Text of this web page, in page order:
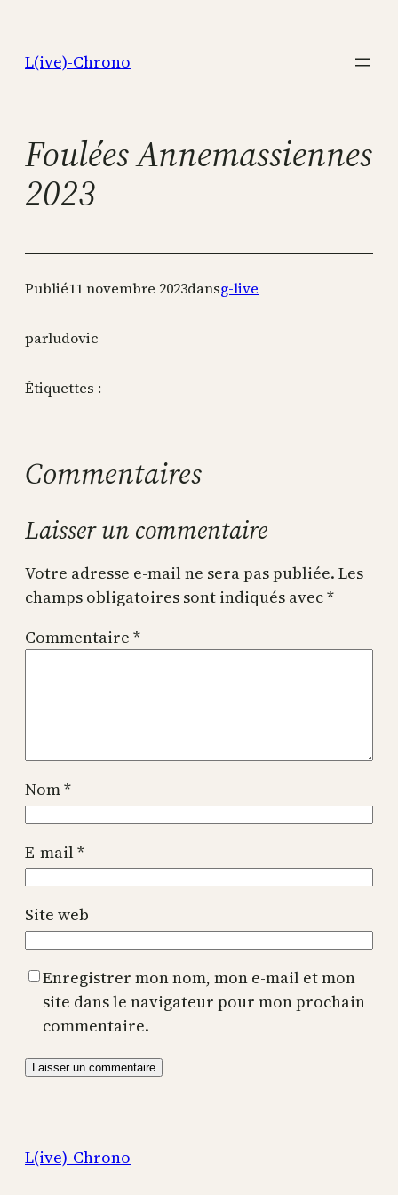
contenu
L(ive)-Chrono
Foulées Annemassiennes
2023
Publié11 novembre 2023dansg-live
parludovic
Étiquettes :
Commentaires
Laisser un commentaire
Votre adresse e-mail ne sera pas publiée. Les
champs obligatoires sont indiqués avec*
Commentaire *
Nom*
E-mail*
Site web
Enregistrer mon nom, mon e-mail et mon
site dans le navigateur pour mon prochain
commentaire.
L(ive)-Chrono